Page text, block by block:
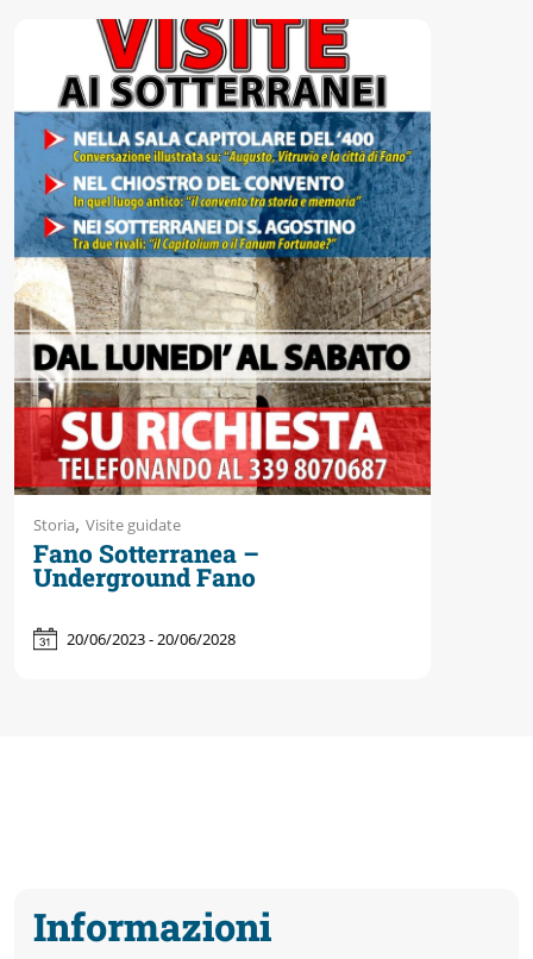
Storia, Visite guidate
Fano Sotterranea –
Underground Fano
20/06/2023 - 20/06/2028
Informazioni